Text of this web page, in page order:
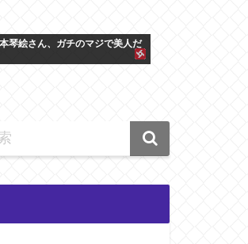
琴絵さん、ガチのマジで美人だ